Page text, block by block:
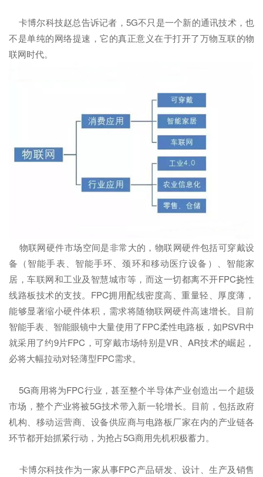
卡博尔科技赵总告诉记者，5G不只是一个新的通讯技术，也
不是单纯的网络提速，它的真正意义在于打开了万物互联的物
联网时代。
物联网硬件市场空间是非常大的，物联网硬件包括可穿戴设
备（智能手表、智能手环、颈环和移动医疗设备）、智能家
居，车联网和工业及智慧城市等，而这一切都离不开FPC挠性
线路板技术的支技。FPC拥用配线密度高、重量轻、厚度薄，
能够显著缩小硬件体积，需求将随物联网硬件高速增长。目前
智能手表、智能眼镜中大量使用了FPC柔性电路板，如PSVR中
就采用了约9片FPC，可穿戴市场特别是VR、AR技术的崛起，
必将大幅拉动对轻薄型FPC需求。
5G商用将为FPC行业，甚至整个半导体产业创造出一个超级
市场，整个产业将被5G技术带入新一轮增长。目前，包括政府
机构、移动运营商、设备供应商与电路板厂家在内的产业链各
环节都开始抓紧行动，为抢占5G商用先机积极蓄力。
卡博尔科技作为一家从事FPC产品研发、设计、生产及销售